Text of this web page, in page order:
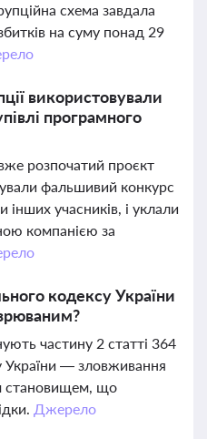
схема завдала
на суму понад 29
використовували
програмного
розпочатий проєкт
фальшивий конкурс
інших учасників, і уклали
компанією за
кодексу України
частину 2 статті 364
України — зловживання
становищем, що
Джерело